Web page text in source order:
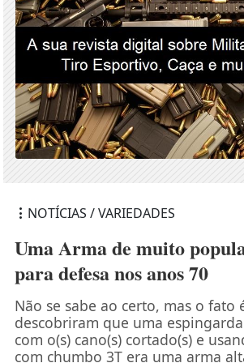
NOTÍCIAS / VARIEDADES
Uma Arma de muito
para defesa nos anos 70
Não se sabe ao certo, mas o fato
descobriram que uma
com o(s) cano(s) cortado(s) e
com chumbo 3T era uma arma